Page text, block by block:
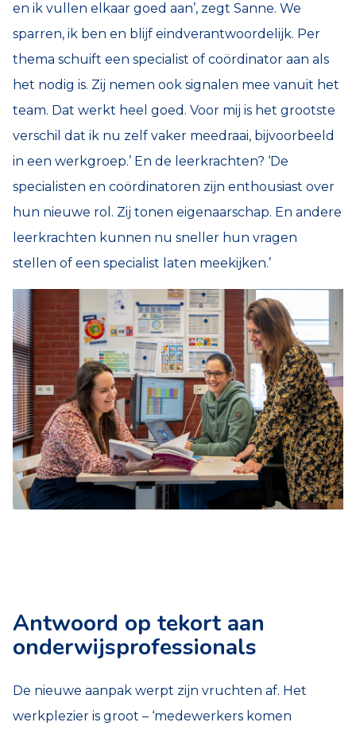
en ik vullen elkaar goed aan’, zegt Sanne. We
sparren, ik ben en blijf eindverantwoordelijk. Per
thema schuift een specialist of coördinator aan als
het nodig is. Zij nemen ook signalen mee vanuit het
team. Dat werkt heel goed. Voor mij is het grootste
verschil dat ik nu zelf vaker meedraai, bijvoorbeeld
in een werkgroep.’ En de leerkrachten? ‘De
specialisten en coördinatoren zijn enthousiast over
hun nieuwe rol. Zij tonen eigenaarschap. En andere
leerkrachten kunnen nu sneller hun vragen
stellen of een specialist laten meekijken.’
Antwoord op tekort aan
onderwijsprofessionals
De nieuwe aanpak werpt zijn vruchten af. Het
werkplezier is groot – ‘medewerkers komen